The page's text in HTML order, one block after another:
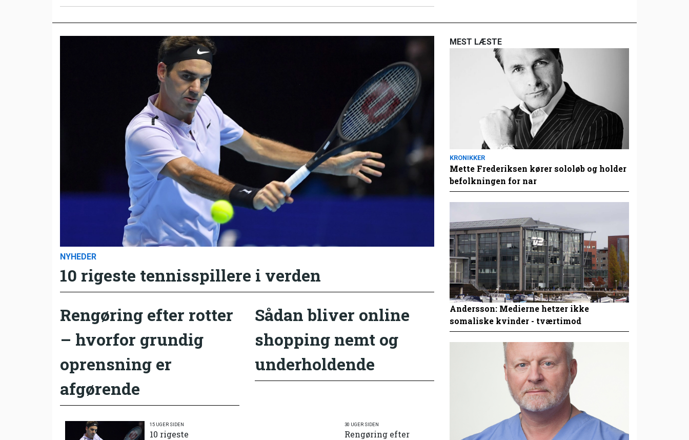
NYHEDER
10 rigeste tennisspillere i verden
Rengøring efter rotter
– hvorfor grundig
oprensning er
afgørende
Sådan bliver online
shopping nemt og
underholdende
15 UGER SIDEN
10 rigeste
30 UGER SIDEN
Rengøring efter
MEST LÆSTE
KRONIKKER
Mette Frederiksen kører sololøb og holder
befolkningen for nar
Andersson: Medierne hetzer ikke
somaliske kvinder - tværtimod